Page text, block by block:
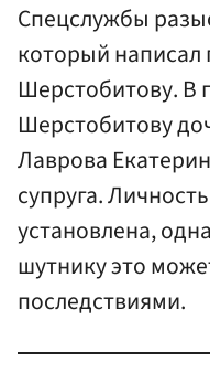
Спецслужбы
который написал
Шерстобитову. В
Шерстобитову
Лаврова
супруга.
установлена,
шутнику это
последствиями.